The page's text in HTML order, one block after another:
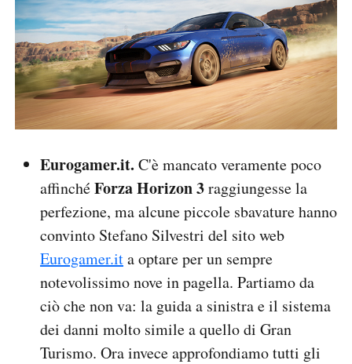
Eurogamer.it. C'è mancato veramente poco
affinchéForza Horizon 3raggiungesse la
perfezione, ma alcune piccole sbavature hanno
convinto Stefano Silvestri del sito web
Eurogamer.ita optare per un sempre
notevolissimo nove in pagella. Partiamo da
ciò che non va: la guida a sinistra e il sistema
dei danni molto simile a quello di Gran
Turismo. Ora invece approfondiamo tutti gli